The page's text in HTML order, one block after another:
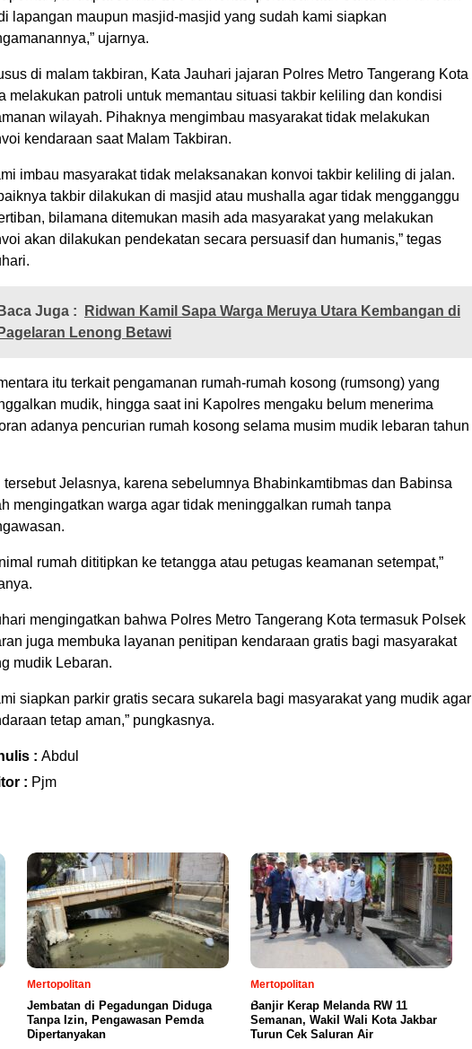
lapangan maupun masjid-masjid yang sudah kami siapkan
ujarnya.
di malam takbiran, Kata Jauhari jajaran Polres Metro Tangerang Kota
melakukan patroli untuk memantau situasi takbir keliling dan kondisi
wilayah. Pihaknya mengimbau masyarakat tidak melakukan
kendaraan saat Malam Takbiran.
imbau masyarakat tidak melaksanakan konvoi takbir keliling di jalan.
takbir dilakukan di masjid atau mushalla agar tidak mengganggu
bilamana ditemukan masih ada masyarakat yang melakukan
akan dilakukan pendekatan secara persuasif dan humanis,” tegas
Baca Juga :
Ridwan Kamil Sapa Warga Meruya Utara Kembangan di
Pagelaran Lenong Betawi
itu terkait pengamanan rumah-rumah kosong (rumsong) yang
mudik, hingga saat ini Kapolres mengaku belum menerima
adanya pencurian rumah kosong selama musim mudik lebaran tahun
tersebut Jelasnya, karena sebelumnya Bhabinkamtibmas dan Babinsa
mengingatkan warga agar tidak meninggalkan rumah tanpa
rumah dititipkan ke tetangga atau petugas keamanan setempat,”
mengingatkan bahwa Polres Metro Tangerang Kota termasuk Polsek
juga membuka layanan penitipan kendaraan gratis bagi masyarakat
mudik Lebaran.
siapkan parkir gratis secara sukarela bagi masyarakat yang mudik agar
tetap aman,” pungkasnya.
: Abdul
: Pjm
Mertopolitan
Jembatan di Pegadungan Diduga
Tanpa Izin, Pengawasan Pemda
Dipertanyakan
Mertopolitan
Banjir Kerap Melanda RW 11
Semanan, Wakil Wali Kota Jakbar
Turun Cek Saluran Air